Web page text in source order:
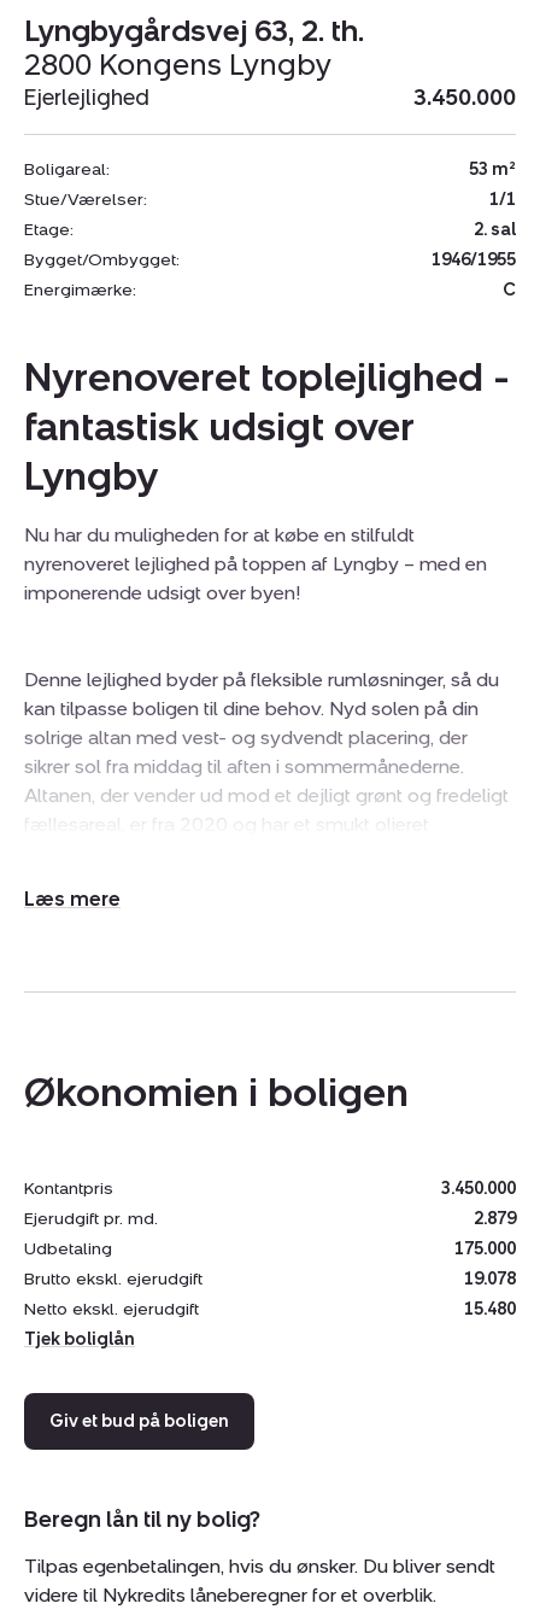
Lyngbygårdsvej 63, 2. th.
2800 Kongens Lyngby
Ejerlejlighed 3.450.000
Boligareal:
53 m²
Stue/Værelser:
1/1
Etage:
2. sal
Bygget/Ombygget:
1946/1955
Energimærke:
C
Nyrenoveret toplejlighed -
fantastisk udsigt over
Lyngby
Nu har du muligheden for at købe en stilfuldt
nyrenoveret lejlighed på toppen af Lyngby – med en
imponerende udsigt over byen!
Denne lejlighed byder på fleksible rumløsninger, så du
kan tilpasse boligen til dine behov. Nyd solen på din
solrige altan med vest- og sydvendt placering, der
sikrer sol fra middag til aften i sommermånederne.
Altanen, der vender ud mod et dejligt grønt og fredeligt
fællesareal, er fra 2020 og har et smukt olieret
• Nyt Vordingborg-køkken med moderne hårde
• Nyslebne og lakerede trægulve
• Nymalede vægge, lofter og paneler/døre
Bakkegården, hvor lejligheden er placeret, er en
hesteskoformet ejendom med dejlige, rekreative
fællesområder: legeplads, grillplads med Weber-grill,
boldbane og en hyggelig atmosfære året rundt, inklusiv
lys i ejerforeningens juletræ.
Faciliteterne inkluderer vaskekælder, tørrerum, cykelrum
løbende for vedligeholdelse, senest med
forældrekøb, udlejning og husdyr efter ansøgning.
Økonomien i boligen
Kontantpris
3.450.000
Ejerudgift pr. md.
2.879
Udbetaling
175.000
Brutto ekskl. ejerudgift
19.078
Netto ekskl. ejerudgift
15.480
Tjek boliglån
Giv et bud på boligen
Beregn lån til ny bolig?
Tilpas egenbetalingen, hvis du ønsker. Du bliver sendt
videre til Nykredits låneberegner for et overblik.